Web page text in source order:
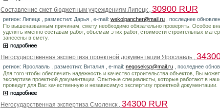
Составление смет бюджетным учреждениям Липецк , 30900 RUR
регион: Липецк , разместил: Дарья , e-mail: wekolpancher@mail.ru , последнее
По вышеназванным причинам, смету необходимо обязательно проверять. Особое
уделять именно составам работ, объемам этих работ, стоимости строительных
занесены в смету.
Негосударственная экспертиза проектной документации Ярославль ,
регион: Ярославль , разместил: Виталия , e-mail: negoseksp@mail.ru , последнее
Для того чтобы обеспечить надежность и качество строительства объектов, Вы
экспертизе проектной документации. Опытные специалисты, которые работают в
проведут для Вас качественную и независимую экспертизу проектной документации.
Негосударственная экспертиза Смоленск , 34300 RUR